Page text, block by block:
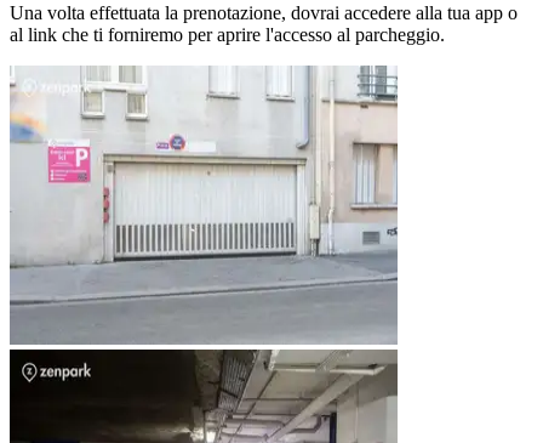
Una volta effettuata la prenotazione, dovrai accedere alla tua app o
al link che ti forniremo per aprire l'accesso al parcheggio.